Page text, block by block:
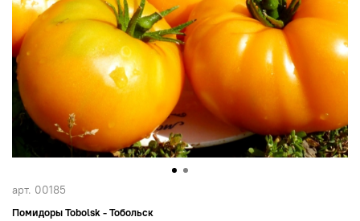
арт. 00185
Помидоры Tobolsk - Тобольск